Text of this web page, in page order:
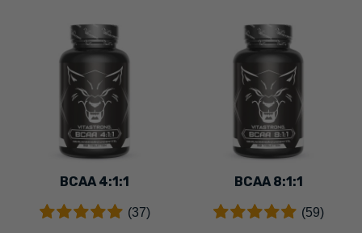
BCAA 4:1:1
(37)
BCAA 8:1:1
(59)